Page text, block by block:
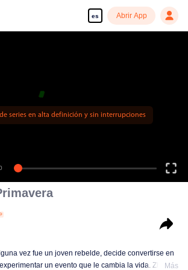
es Abrir App
series en alta definición y sin interrupciones
vez fue un joven rebelde, decide convertirse en
un evento que le cambia la vida. Zhuang
Más